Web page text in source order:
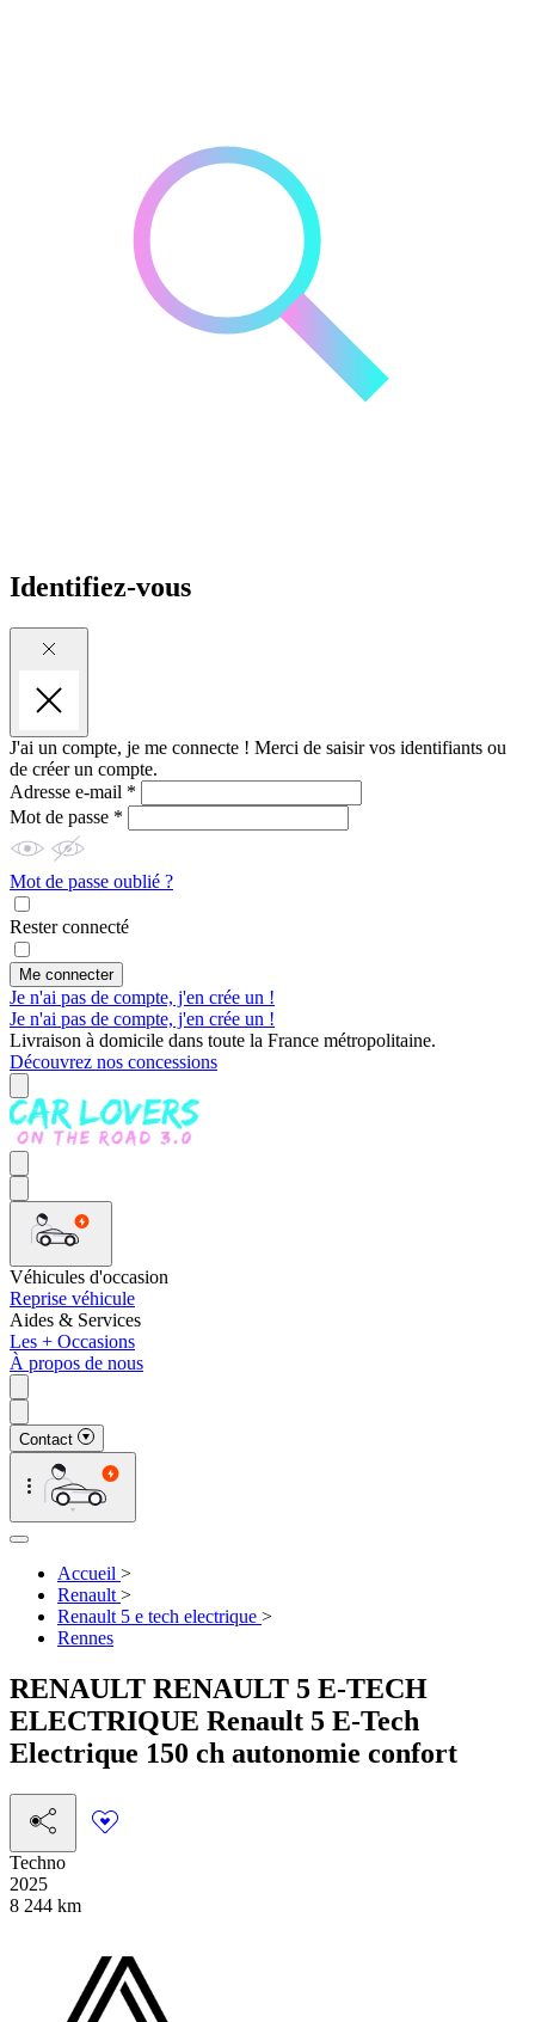
Identifiez-vous
J'ai un compte, je me connecte ! Merci de saisir vos identifiants ou
de créer un compte.
Adresse e-mail *
Mot de passe *
Mot de passe oublié ?
Rester connecté
Me connecter
Je n'ai pas de compte, j'en crée un !
Je n'ai pas de compte, j'en crée un !
Livraison à domicile dans toute la France métropolitaine.
Découvrez nos concessions
Véhicules d'occasion
Reprise véhicule
Aides & Services
Les + Occasions
À propos de nous
Contact
Accueil >
Renault >
Renault 5 e tech electrique >
Rennes
RENAULT RENAULT 5 E-TECH
ELECTRIQUE Renault 5 E-Tech
Electrique 150 ch autonomie confort
Techno
2025
8 244 km